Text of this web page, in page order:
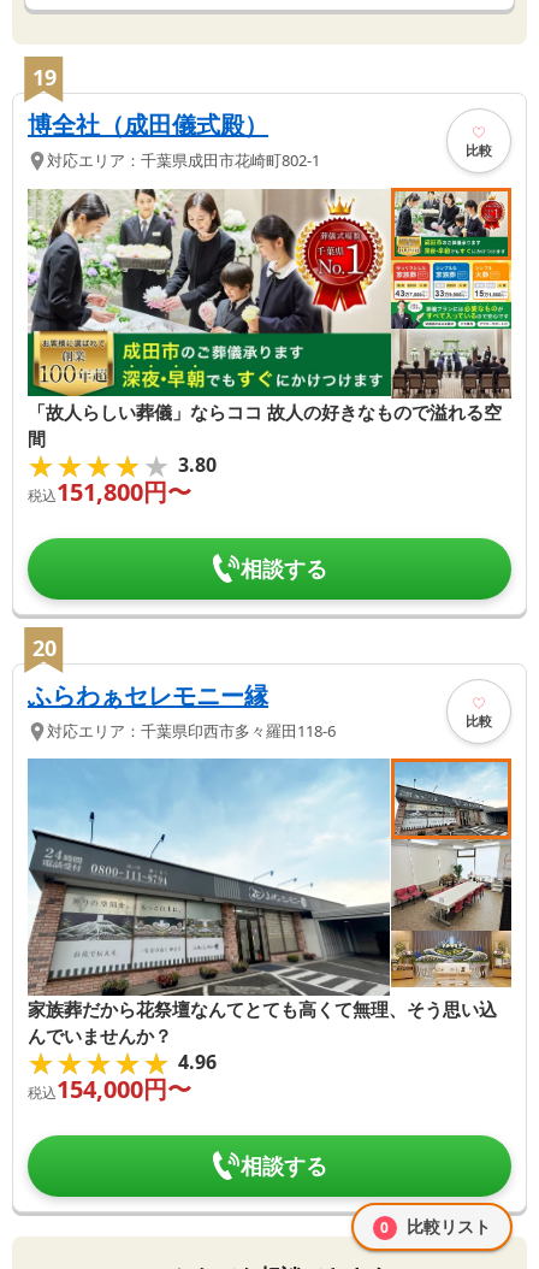
19
博全社（成田儀式殿）
対応エリア： 千葉県成田市花崎町802-1 比較
「故人らしい葬儀」ならココ 故人の好きなもので溢れる空
間
★★★★★
★★★★★ 3.80
税込151,800円〜
相談する
20
ふらわぁセレモニー縁
対応エリア： 千葉県印西市多々羅田118-6 比較
家族葬だから花祭壇なんてとても高くて無理、そう思い込
んでいませんか？
★★★★★
★★★★★ 4.96
税込154,000円〜
相談する
0 比較リスト